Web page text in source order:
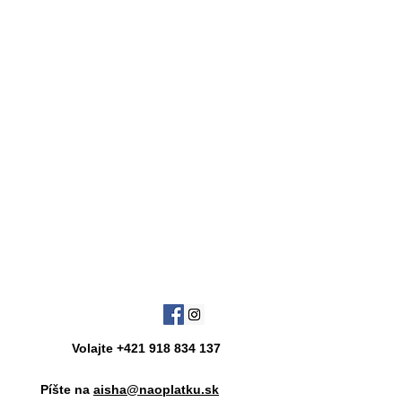
Volajte +421 918 834 137
Píšte na aisha@naoplatku.sk